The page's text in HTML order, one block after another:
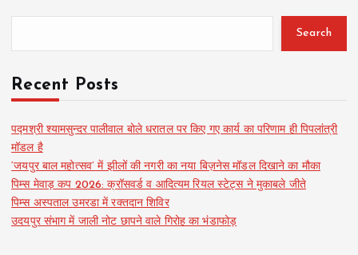
Search
Recent Posts
पद्मश्री श्यामसुन्दर पालीवाल बोले धरातल पर किए गए कार्य का परिणाम ही पिपलांत्री
मॉडल है
‘जयपुर बाल महोत्सव’ में झीलों की नगरी का नया बिज़नेस मॉडल दिखाने का मौका
पिम्स मेवाड़ कप 2026: क्रॉसवर्ड व आदित्यम रियल स्टेट्स ने मुकाबले जीते
पिम्स अस्पताल उमरडा में रक्तदान शिविर
उदयपुर संभाग में जाली नोट छापने वाले गिरोह का भंडाफोड़